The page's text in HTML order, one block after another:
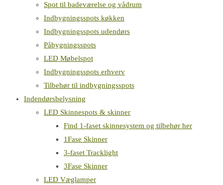
Spot til badeværelse og vådrum
Indbygningsspots køkken
Indbygningsspots udendørs
Påbygningsspots
LED Møbelspot
Indbygningsspots erhverv
Tilbehør til indbygningsspots
Indendørsbelysning
LED Skinnespots & skinner
Find 1-faset skinnesystem og tilbehør her
1Fase Skinner
3-faset Tracklight
3Fase Skinner
LED Væglamper